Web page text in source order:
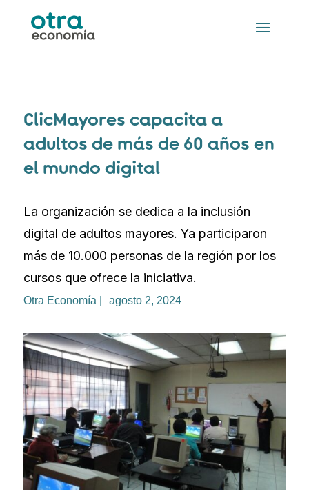
ClicMayores capacita a
adultos de más de 60 años en
el mundo digital
La organización se dedica a la inclusión
digital de adultos mayores. Ya participaron
más de 10.000 personas de la región por los
cursos que ofrece la iniciativa.
Otra Economía | agosto 2, 2024